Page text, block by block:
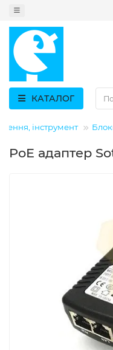
КАТАЛОГ
інструмент
PoE адаптер